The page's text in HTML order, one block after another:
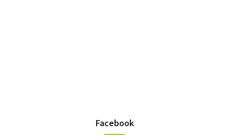
Facebook